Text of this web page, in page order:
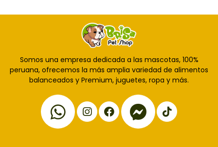
Somos una empresa dedicada a las mascotas, 100%
peruana, ofrecemos la más amplia variedad de alimentos
balanceados y Premium, juguetes, ropa y más.